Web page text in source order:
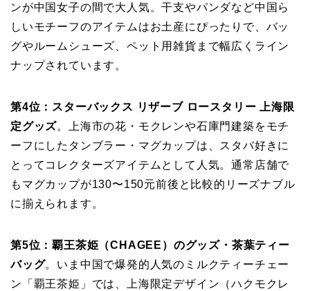
ンが中国女子の間で大人気。干支やパンダなど中国ら
しいモチーフのアイテムはお土産にぴったりで、バッ
グやルームシューズ、ペット用雑貨まで幅広くライン
ナップされています。
第4位：スターバックス リザーブ ロースタリー 上海限
定グッズ。上海市の花・モクレンや石庫門建築をモチ
ーフにしたタンブラー・マグカップは、スタバ好きに
とってコレクターズアイテムとして人気。通常店舗で
もマグカップが130〜150元前後と比較的リーズナブル
に揃えられます。
第5位：覇王茶姫（CHAGEE）のグッズ・茶葉ティー
バッグ。いま中国で爆発的人気のミルクティーチェー
ン「覇王茶姫」では、上海限定デザイン（ハクモクレ